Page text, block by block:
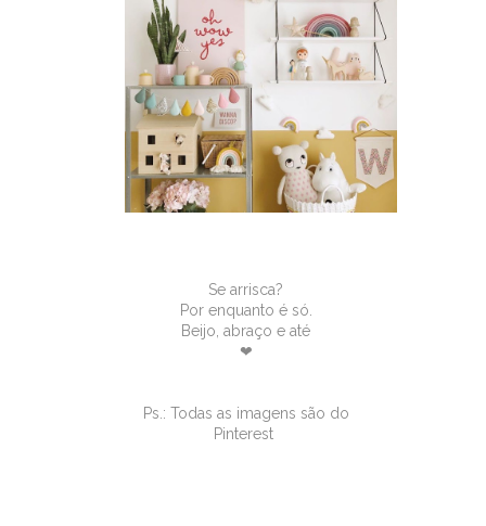
Se arrisca?
Por enquanto é só.
Beijo, abraço e até
❤
Ps.: Todas as imagens são do
Pinterest